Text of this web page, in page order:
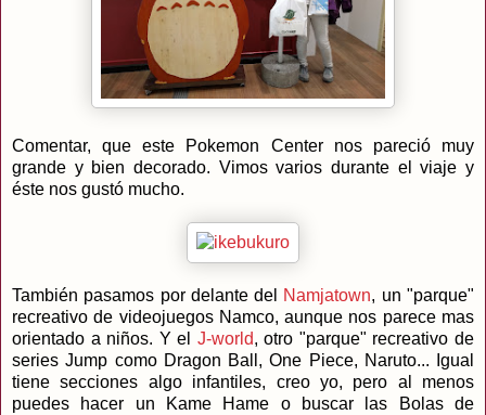
Comentar, que este Pokemon Center nos pareció muy
grande y bien decorado. Vimos varios durante el viaje y
éste nos gustó mucho.
También pasamos por delante del Namjatown, un "parque"
recreativo de videojuegos Namco, aunque nos parece mas
orientado a niños. Y el J-world, otro "parque" recreativo de
series Jump como Dragon Ball, One Piece, Naruto... Igual
tiene secciones algo infantiles, creo yo, pero al menos
puedes hacer un Kame Hame o buscar las Bolas de